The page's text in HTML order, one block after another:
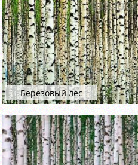
Березовый лес